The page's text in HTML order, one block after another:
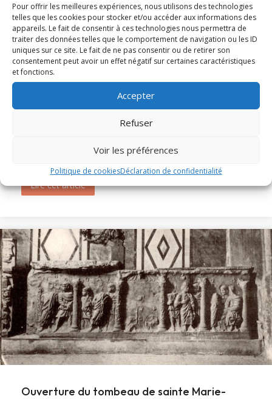
Pour offrir les meilleures expériences, nous utilisons des technologies
telles que les cookies pour stocker et/ou accéder aux informations des
appareils. Le fait de consentir à ces technologies nous permettra de
traiter des données telles que le comportement de navigation ou les ID
uniques sur ce site. Le fait de ne pas consentir ou de retirer son
consentement peut avoir un effet négatif sur certaines caractéristiques
et fonctions.
Accepter
Refuser
Voir les préférences
Politique de cookiesDéclaration de confidentialité
Messe et Vêpres de sainte Christine (1820)
mettent en ligne l'office ancien de sainte...
Lire cet articleabout Messe et Vêpres de sainte Christine
Ouverture du tombeau de sainte Marie-